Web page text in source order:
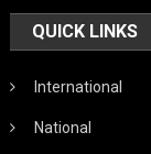
QUICK LINKS
International
National